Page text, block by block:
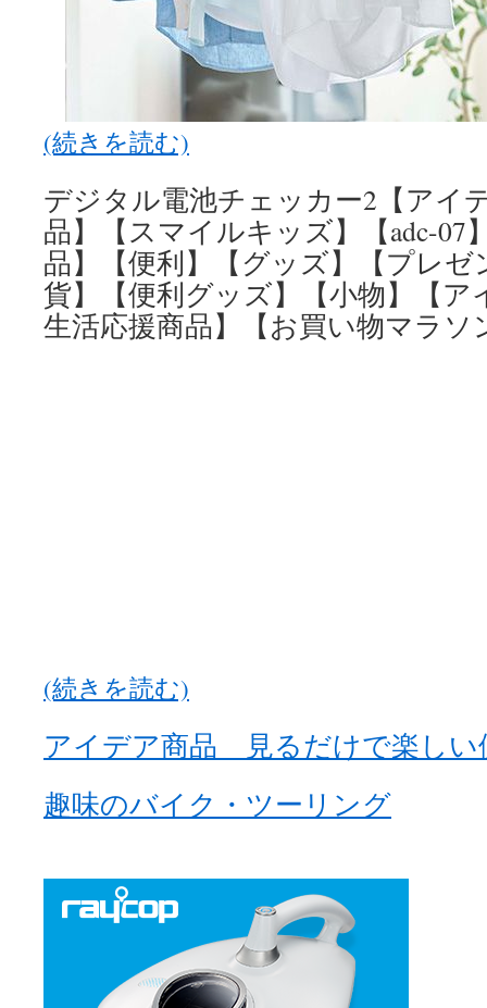
(続きを読む)
デジタル電池チェッカー2【アイ
品】【スマイルキッズ】【adc-07
品】【便利】【グッズ】【プレゼ
貨】【便利グッズ】【小物】【ア
生活応援商品】【お買い物マラソ
(続きを読む)
アイデア商品 見るだけで楽しい
趣味のバイク・ツーリング